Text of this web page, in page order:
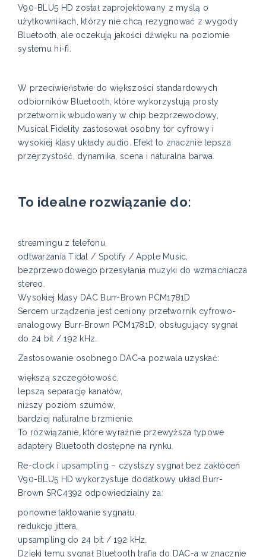
V90-BLU5 HD został zaprojektowany z myślą o
użytkownikach, którzy nie chcą rezygnować z wygody
Bluetooth, ale oczekują jakości dźwięku na poziomie
systemu hi-fi.
W przeciwieństwie do większości standardowych
odbiorników Bluetooth, które wykorzystują prosty
przetwornik wbudowany w chip bezprzewodowy,
Musical Fidelity zastosował osobny tor cyfrowy i
wysokiej klasy układy audio. Efekt to znacznie lepsza
przejrzystość, dynamika, scena i naturalna barwa.
To idealne rozwiązanie do:
streamingu z telefonu,
odtwarzania Tidal / Spotify / Apple Music,
bezprzewodowego przesyłania muzyki do wzmacniacza
stereo.
Wysokiej klasy DAC Burr-Brown PCM1781D
Sercem urządzenia jest ceniony przetwornik cyfrowo-
analogowy Burr-Brown PCM1781D, obsługujący sygnał
do 24 bit / 192 kHz.
Zastosowanie osobnego DAC-a pozwala uzyskać:
większą szczegółowość,
lepszą separację kanałów,
niższy poziom szumów,
bardziej naturalne brzmienie.
To rozwiązanie, które wyraźnie przewyższa typowe
adaptery Bluetooth dostępne na rynku.
Re-clock i upsampling – czystszy sygnał bez zakłóceń
V90-BLU5 HD wykorzystuje dodatkowy układ Burr-
Brown SRC4392 odpowiedzialny za:
ponowne taktowanie sygnału,
redukcję jittera,
upsampling do 24 bit / 192 kHz.
Dzięki temu sygnał Bluetooth trafia do DAC-a w znacznie